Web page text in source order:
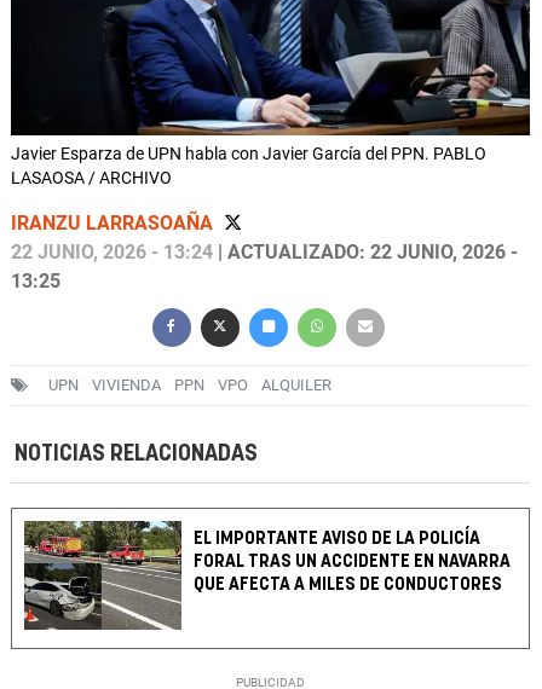
Javier Esparza de UPN habla con Javier García del PPN. PABLO
LASAOSA / ARCHIVO
IRANZU LARRASOAÑA
22 JUNIO, 2026 - 13:24 | ACTUALIZADO: 22 JUNIO, 2026 -
13:25
UPN VIVIENDA PPN VPO ALQUILER
NOTICIAS RELACIONADAS
EL IMPORTANTE AVISO DE LA POLICÍA
FORAL TRAS UN ACCIDENTE EN NAVARRA
QUE AFECTA A MILES DE CONDUCTORES